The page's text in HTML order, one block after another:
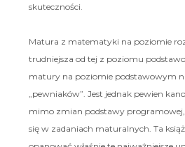
skuteczności.
Matura z matematyki na poziomie
trudniejsza od tej z poziomu
matury na poziomie podstawowym
„pewniaków”. Jest jednak pewien
mimo zmian podstawy programowej,
się w zadaniach maturalnych. Ta